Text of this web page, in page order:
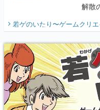
解散
『少
り】
若ゲのいたり〜ゲームクリ